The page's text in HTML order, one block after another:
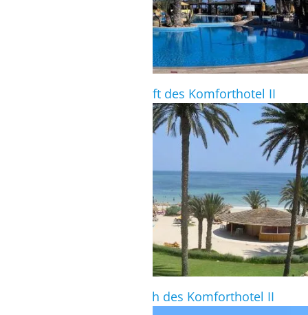
Blick auf die Poollandschaft des Komforthotel II
Blick auf den Strandbereich des Komforthotel II